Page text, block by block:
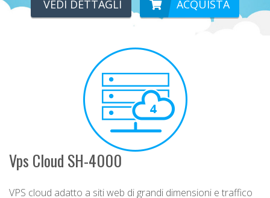
VEDI DETTAGLI ACQUISTA
Vps Cloud SH-4000
VPS cloud adatto a siti web di grandi dimensioni e traffico